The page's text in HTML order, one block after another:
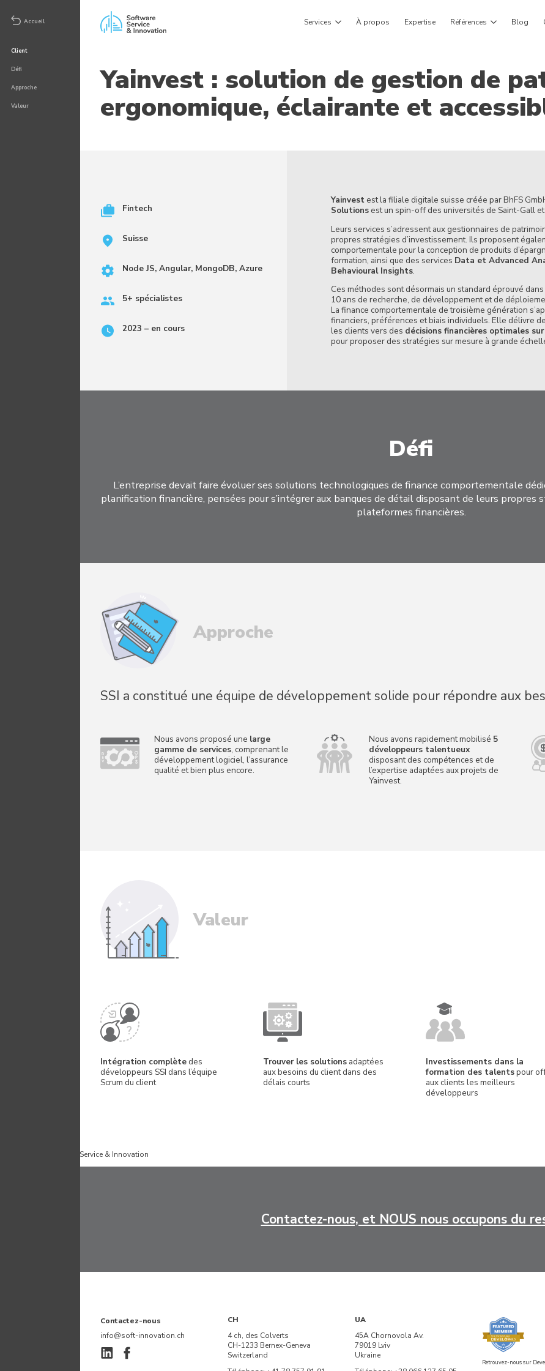
Services À propos Expertise Références Blog
Accueil
Client
Défi
Approche
Valeur
Yainvest : solution de gestion de
ergonomique, éclairante et
Fintech
Suisse
Node JS, Angular, MongoDB, Azure
5+ spécialistes
2023 – en cours
Yainvestest la filiale digitale suisse créée par BhFS
Solutionsest un spin-off des universités de Saint-Gall et
Leurs services s’adressent aux gestionnaires de
propres stratégies d’investissement. Ils proposent
comportementale pour la conception de produits
formation, ainsi que des services Data et Advanced
Behavioural Insights.
Ces méthodes sont désormais un standard éprouvé
10 ans de recherche, de développement et de
La finance comportementale de troisième génération
financiers, préférences et biais individuels. Elle délivre
les clients vers des décisions financières optimales
pour proposer des stratégies sur mesure à grande
Défi
L’entreprise devait faire évoluer ses solutions technologiques de finance comportementale
planification financière, pensées pour s’intégrer aux banques de détail disposant de leurs propres
plateformes financières.
Approche
SSI a constitué une équipe de développement solide pour répondre aux
Nous avons proposé une large
gamme de services, comprenant le
développement logiciel, l’assurance
qualité et bien plus encore.
Nous avons rapidement mobilisé 5
développeurs talentueux
disposant des compétences et de
l’expertise adaptées aux projets de
Yainvest.
Valeur
Intégration complètedes
développeurs SSI dans l’équipe
Scrum du client
Trouver les solutionsadaptées
aux besoins du client dans des
délais courts
Investissements dans la
formation des talentspour
aux clients les meilleurs
développeurs
Software Service & Innovation
Contactez-nous, et NOUS nous occupons du
Contactez-nous
info@soft-innovation.ch
CH
4 ch, des Colverts
CH-1233 Bernex-Geneva
Switzerland
UA
45A Chornovola Av.
79019 Lviv
Ukraine
Retrouvez-nous sur